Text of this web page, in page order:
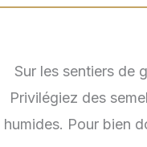
Sur les sentiers de
Privilégiez des
humides. Pour bien